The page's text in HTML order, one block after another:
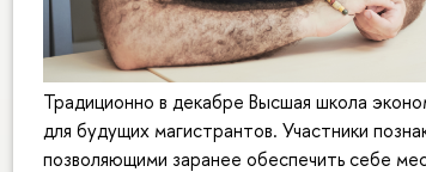
Традиционно в декабре Высшая школа
для будущих магистрантов. Участники
позволяющими заранее обеспечить себе